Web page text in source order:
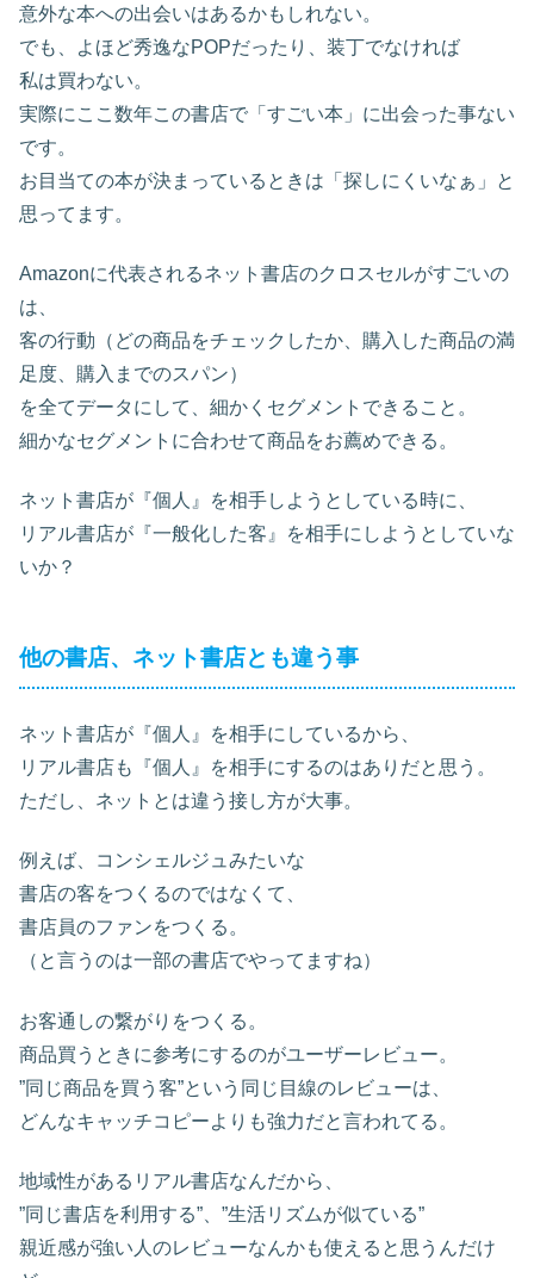
意外な本への出会いはあるかもしれない。
でも、よほど秀逸なPOPだったり、装丁でなければ
私は買わない。
実際にここ数年この書店で「すごい本」に出会った事ない
です。
お目当ての本が決まっているときは「探しにくいなぁ」と
思ってます。
Amazonに代表されるネット書店のクロスセルがすごいの
は、
客の行動（どの商品をチェックしたか、購入した商品の満
足度、購入までのスパン）
を全てデータにして、細かくセグメントできること。
細かなセグメントに合わせて商品をお薦めできる。
ネット書店が『個人』を相手しようとしている時に、
リアル書店が『一般化した客』を相手にしようとしていな
いか？
他の書店、ネット書店とも違う事
ネット書店が『個人』を相手にしているから、
リアル書店も『個人』を相手にするのはありだと思う。
ただし、ネットとは違う接し方が大事。
例えば、コンシェルジュみたいな
書店の客をつくるのではなくて、
書店員のファンをつくる。
（と言うのは一部の書店でやってますね）
お客通しの繋がりをつくる。
商品買うときに参考にするのがユーザーレビュー。
”同じ商品を買う客”という同じ目線のレビューは、
どんなキャッチコピーよりも強力だと言われてる。
地域性があるリアル書店なんだから、
”同じ書店を利用する”、”生活リズムが似ている”
親近感が強い人のレビューなんかも使えると思うんだけ